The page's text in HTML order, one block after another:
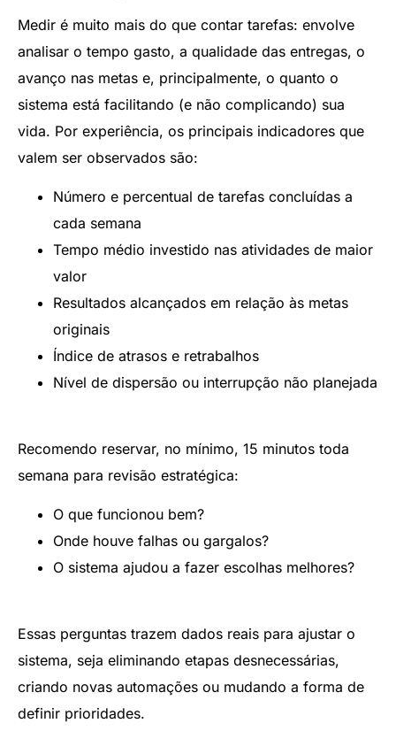
Medir é muito mais do que contar tarefas: envolve
analisar o tempo gasto, a qualidade das entregas, o
avanço nas metas e, principalmente, o quanto o
sistema está facilitando (e não complicando) sua
vida. Por experiência, os principais indicadores que
valem ser observados são:
Número e percentual de tarefas concluídas a
cada semana
Tempo médio investido nas atividades de maior
valor
Resultados alcançados em relação às metas
originais
Índice de atrasos e retrabalhos
Nível de dispersão ou interrupção não planejada
Recomendo reservar, no mínimo, 15 minutos toda
semana para revisão estratégica:
O que funcionou bem?
Onde houve falhas ou gargalos?
O sistema ajudou a fazer escolhas melhores?
Essas perguntas trazem dados reais para ajustar o
sistema, seja eliminando etapas desnecessárias,
criando novas automações ou mudando a forma de
definir prioridades.